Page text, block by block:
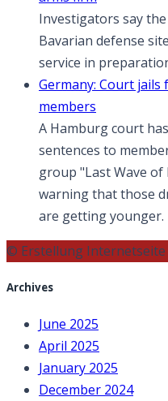
Investigators say
Bavarian defense
service in
Germany: Court
members
A Hamburg court
sentences to
group "Last Wave of
warning that those
are getting younger.
© Erstellung Internetseite
Archives
June 2025
April 2025
January 2025
December 2024